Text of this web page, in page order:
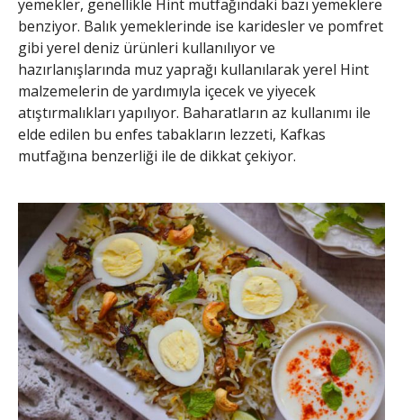
yemekler, genellikle Hint mutfağındaki bazı yemeklere
benziyor. Balık yemeklerinde ise karidesler ve pomfret
gibi yerel deniz ürünleri kullanılıyor ve
hazırlanışlarında muz yaprağı kullanılarak yerel Hint
malzemelerin de yardımıyla içecek ve yiyecek
atıştırmalıkları yapılıyor. Baharatların az kullanımı ile
elde edilen bu enfes tabakların lezzeti, Kafkas
mutfağına benzerliği ile de dikkat çekiyor.